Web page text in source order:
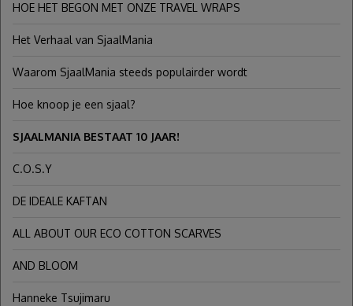
HOE HET BEGON MET ONZE TRAVEL WRAPS
Het Verhaal van SjaalMania
Waarom SjaalMania steeds populairder wordt
Hoe knoop je een sjaal?
SJAALMANIA BESTAAT 10 JAAR!
C.O.S.Y
DE IDEALE KAFTAN
ALL ABOUT OUR ECO COTTON SCARVES
AND BLOOM
Hanneke Tsujimaru